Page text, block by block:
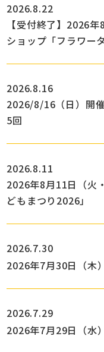
2026.8.22
【受付終了】2026
ショップ「フラワー
2026.8.16
2026/8/16（日）開
5回
2026.8.11
2026年8月11日（火
どもまつり2026」
2026.7.30
2026年7月30日（木
2026.7.29
2026年7月29日（水